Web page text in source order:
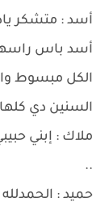
أسد : متشكر
أسد باس
الكل مبسوط
السنين دي
ملاك : إبني
..
حميد :